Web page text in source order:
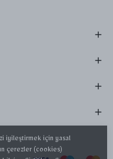
iyileştirmek için yasal
çerezler (cookies)